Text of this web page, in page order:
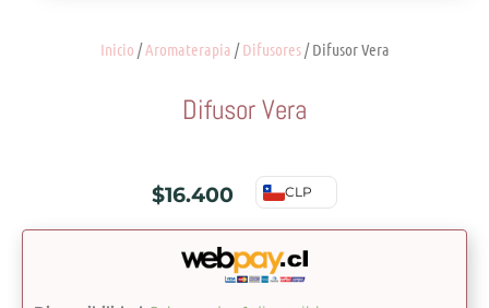
Inicio /Aromaterapia /Difusores/ Difusor Vera
Difusor Vera
$16.400 CLP